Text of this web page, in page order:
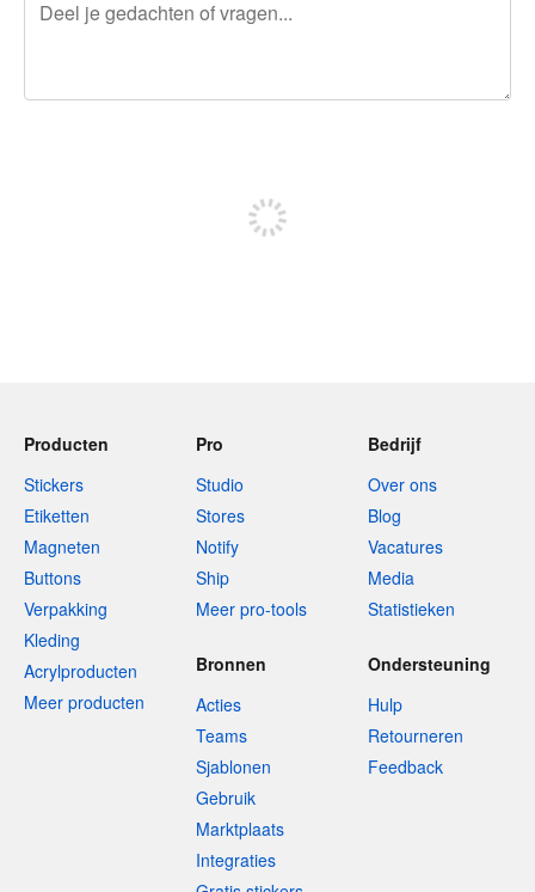
Producten
Stickers
Etiketten
Magneten
Buttons
Verpakking
Kleding
Acrylproducten
Meer producten
Pro
Studio
Stores
Notify
Ship
Meer pro-tools
Bedrijf
Over ons
Blog
Vacatures
Media
Statistieken
Bronnen
Acties
Teams
Sjablonen
Gebruik
Marktplaats
Integraties
Ondersteuning
Hulp
Retourneren
Feedback